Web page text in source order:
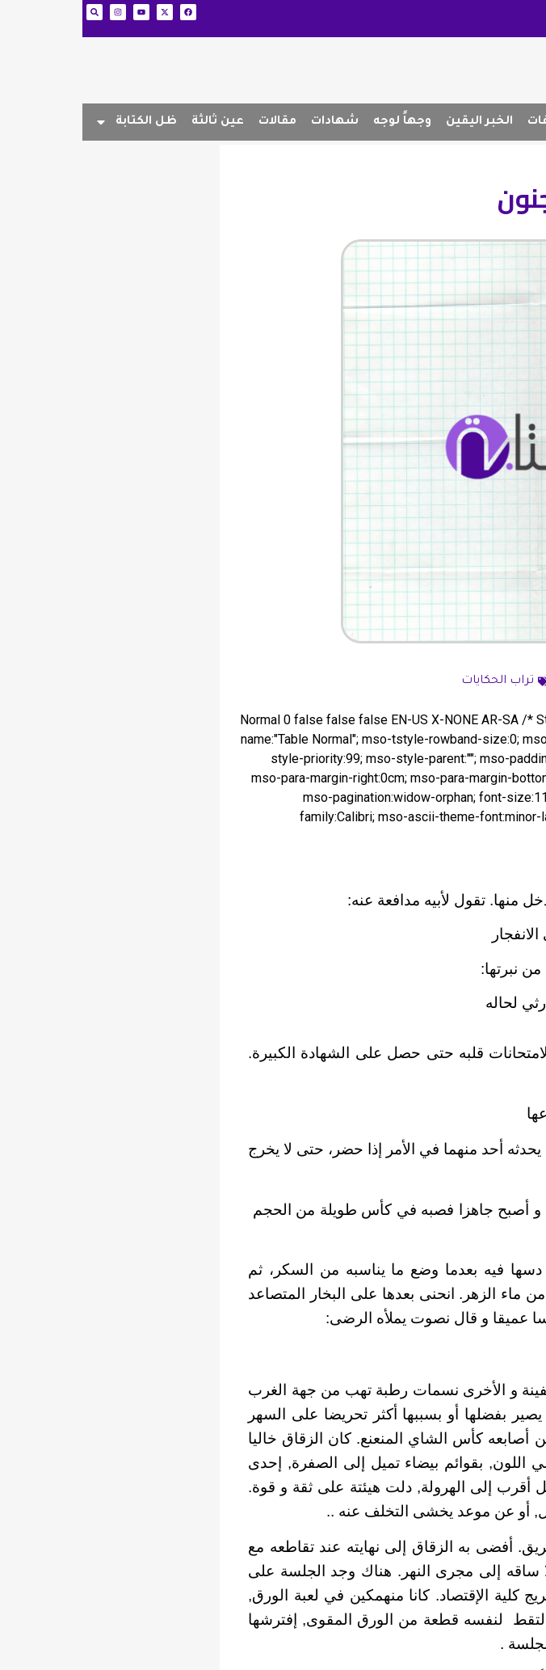
الخبر اليقين وجهاً لوجه شهادات مقالات عين ثالثة ظل الكتابة
تراب الحكايات
Normal 0 false false false EN-US X-NONE AR-SA /*
name:"Table Normal"; mso-tstyle-rowband-size:0;
style-priority:99; mso-style-parent:""; mso-
mso-para-margin-right:0cm; mso-para-margin-
mso-pagination:widow-orphan; font-
family:Calibri; mso-ascii-theme-
منها. تقول لأبيه مدافعة عنه:
نبرتها:
لحاله
قلبه حتى حصل على الشهادة الكبيرة.
أحد منهما في الأمر إذا حضر، حتى لا يخرج
و أصبح جاهزا فصبه في كأس طويلة من الحجم
فيه بعدما وضع ما يناسبه من السكر، ثم
الزهر. انحنى بعدها على البخار المتصاعد
عميقا و قال نصوت يملأه الرضى:
و الأخرى نسمات رطبة تهب من جهة الغرب
بفضلها أو بسببها أكثر تحريضا على السهر
أصابعه كأس الشاي المنعنع. كان الزقاق خاليا
بقوائم بيضاء تميل إلى الصفرة, إحدى
أقرب إلى الهرولة, دلت هيئتة على ثقة و قوة.
أو عن موعد يخشى التخلف عنه ..
أفضى به الزقاق إلى نهايته عند تقاطعه مع
ساقه إلى مجرى النهر. هناك وجد الجلسة على
كلية الإقتصاد. كانا منهمكين في لعبة الورق,
لنفسه قطعة من الورق المقوى, إفترشها
.